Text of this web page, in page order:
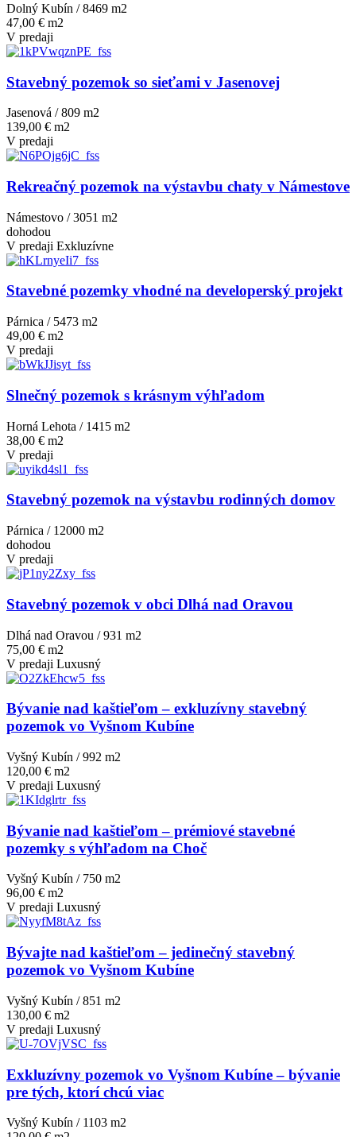
Dolný Kubín / 8469 m2
47,00 € m2
V predaji
Stavebný pozemok so sieťami v Jasenovej
Jasenová / 809 m2
139,00 € m2
V predaji
Rekreačný pozemok na výstavbu chaty v Námestove
Námestovo / 3051 m2
dohodou
V predaji Exkluzívne
Stavebné pozemky vhodné na developerský projekt
Párnica / 5473 m2
49,00 € m2
V predaji
Slnečný pozemok s krásnym výhľadom
Horná Lehota / 1415 m2
38,00 € m2
V predaji
Stavebný pozemok na výstavbu rodinných domov
Párnica / 12000 m2
dohodou
V predaji
Stavebný pozemok v obci Dlhá nad Oravou
Dlhá nad Oravou / 931 m2
75,00 € m2
V predaji Luxusný
Bývanie nad kaštieľom – exkluzívny stavebný
pozemok vo Vyšnom Kubíne
Vyšný Kubín / 992 m2
120,00 € m2
V predaji Luxusný
Bývanie nad kaštieľom – prémiové stavebné
pozemky s výhľadom na Choč
Vyšný Kubín / 750 m2
96,00 € m2
V predaji Luxusný
Bývajte nad kaštieľom – jedinečný stavebný
pozemok vo Vyšnom Kubíne
Vyšný Kubín / 851 m2
130,00 € m2
V predaji Luxusný
Exkluzívny pozemok vo Vyšnom Kubíne – bývanie
pre tých, ktorí chcú viac
Vyšný Kubín / 1103 m2